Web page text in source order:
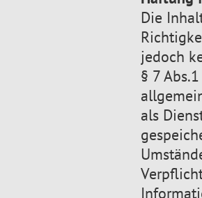
Die
jedoch
§ 7
als